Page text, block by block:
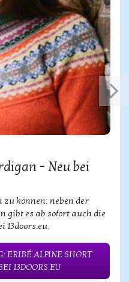
– Neu bei
können: neben der
gibt es ab sofort auch die
13doors.eu.
ERIBÉ ALPINE SHORT
13DOORS.EU